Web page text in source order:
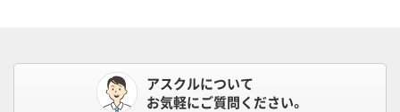
アスクルについて
お気軽にご質問ください。